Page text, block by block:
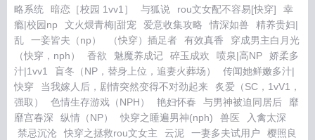
略系统
暗恋［校园 1vv1］ 与狐说 rou文女配不容易[快穿]
幸
瘾|校园np
文火煨青梅|甜宠 爱意收集攻略 情深如兽
精养贵妇|
乱
一妾皆夫（np） （快穿）插足者 有效真香
穿成男主白月光
（快穿，nph）
香欲 魅魔养成记 碎玉成欢 喷泉|高NP
娇柔多
汁|1vv1
盲冬（NP，替身上位，追妻火葬场）
传闻她鲜嫩多汁|
快穿
当我嫁人后，剧情突然变得不对劲起来
炙爱（SC，1vV1，
强取）
色情生存游戏（NPH） 艳妇怀春 与男神被迫同居后
靡
靡宫春深
纵情（NP） 快穿之睡遍男神(nph) 兽医
入禽太深
禁忌沉沦
快穿之拯救rou文女主 云泥 一妻多夫试用户
樱照良